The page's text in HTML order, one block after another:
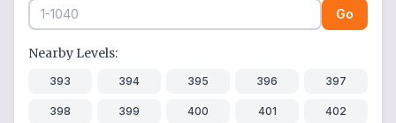
Go
Nearby Levels:
393 394 395 396 397
398 399 400 401 402